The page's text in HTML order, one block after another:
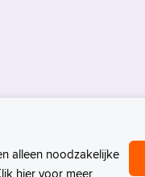
alleen noodzakelijke
hier voor meer